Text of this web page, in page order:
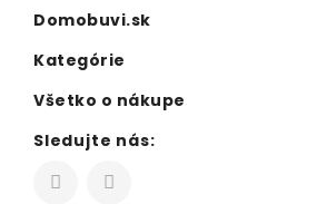
Domobuvi.sk
Kategórie
Všetko o nákupe
Sledujte nás: